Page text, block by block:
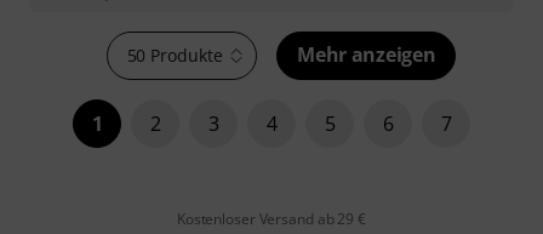
50 Produkte Mehr anzeigen
1 2 3 4 5 6 7
Kostenloser Versand ab 29 €